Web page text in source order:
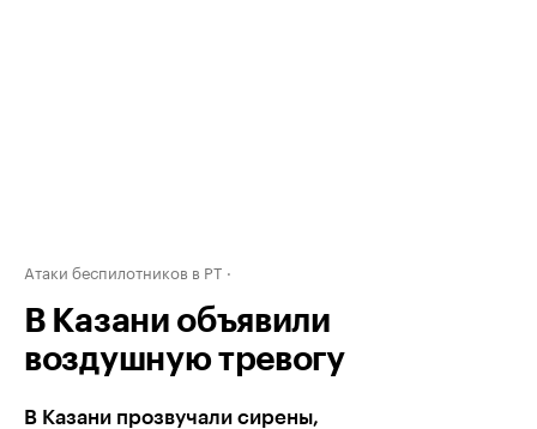
Атаки беспилотников в РТ
В Казани объявили
воздушную тревогу
В Казани прозвучали сирены,